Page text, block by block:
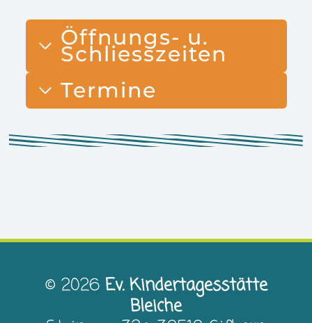
Öffnungs- u.
Schliesszeiten
Termine
© 2026 Ev. Kindertagesstätte
Bleiche